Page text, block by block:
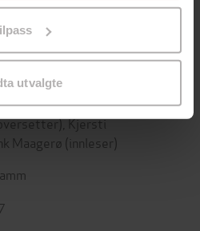
utvalgte
Hyde(forfatter),Sidsel
Kjersti
Maagerø (innleser)